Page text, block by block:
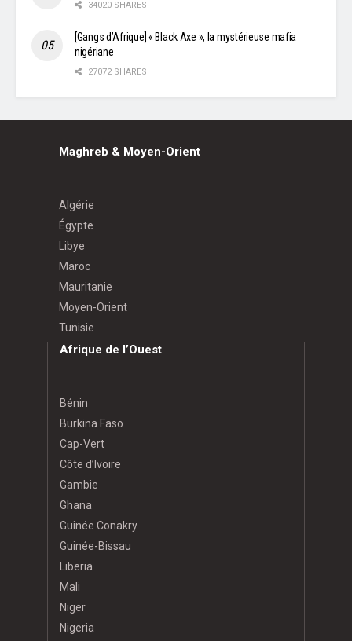
34020 SHARES
[Gangs d’Afrique] « Black Axe », la mystérieuse mafia
nigériane
27072 SHARES
Maghreb & Moyen-Orient
Algérie
Égypte
Libye
Maroc
Mauritanie
Moyen-Orient
Tunisie
Afrique de l’Ouest
Bénin
Burkina Faso
Cap-Vert
Côte d’Ivoire
Gambie
Ghana
Guinée Conakry
Guinée-Bissau
Liberia
Mali
Niger
Nigeria